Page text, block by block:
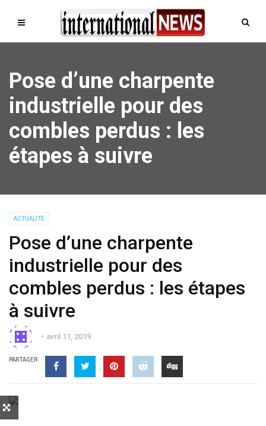
Pose d’une charpente
industrielle pour des
combles perdus : les
étapes à suivre
ACTUALITÉ
Pose d’une charpente
industrielle pour des
combles perdus : les étapes
à suivre
avril 11, 2019
PARTAGER